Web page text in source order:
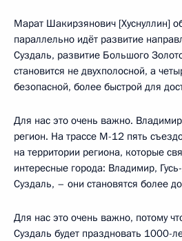
Марат Шакирзянович [Хуснуллин]
параллельно идёт развитие
Суздаль, развитие Большого
становится не двухполосной, а
безопасной, более быстрой для
Для нас это очень важно.
регион. На трассе М-12 пять
на территории региона, которые
интересные города: Владимир,
Суздаль, – они становятся более
Для нас это очень важно, потому
Суздаль будет праздновать 1000-